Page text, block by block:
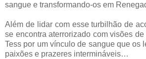
sangue e transformando-os em
Além de lidar com esse turbilhão de
se encontra aterrorizado com visões
Tess por um vínculo de sangue que os
paixões e prazeres intermináveis…